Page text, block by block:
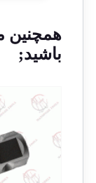
باشید;